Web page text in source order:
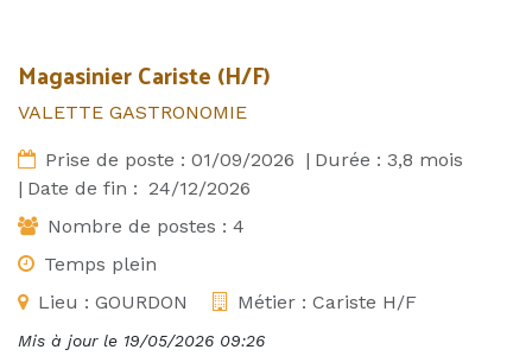
Magasinier Cariste (H/F)
VALETTE GASTRONOMIE
Prise de poste : 01/09/2026 | Durée : 3,8 mois
| Date de fin : 24/12/2026
Nombre de postes : 4
Temps plein
Lieu : GOURDON Métier : Cariste H/F
Mis à jour le 19/05/2026 09:26